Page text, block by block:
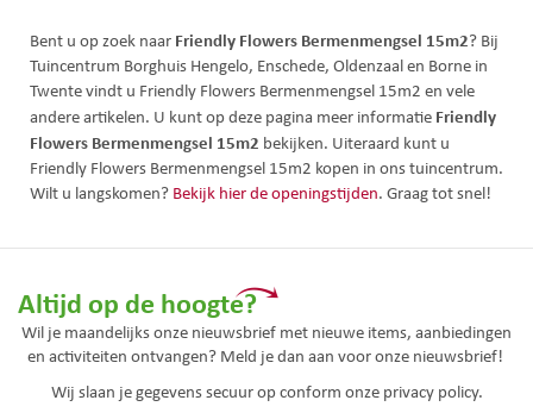
Bent u op zoek naar Friendly Flowers Bermenmengsel 15m2? Bij
Tuincentrum Borghuis Hengelo, Enschede, Oldenzaal en Borne in
Twente vindt u Friendly Flowers Bermenmengsel 15m2 en vele
andere artikelen. U kunt op deze pagina meer informatie Friendly
Flowers Bermenmengsel 15m2 bekijken. Uiteraard kunt u
Friendly Flowers Bermenmengsel 15m2 kopen in ons tuincentrum.
Wilt u langskomen? Bekijk hier de openingstijden. Graag tot snel!
Altijd op de hoogte?
Wil je maandelijks onze nieuwsbrief met nieuwe items, aanbiedingen
en activiteiten ontvangen? Meld je dan aan voor onze nieuwsbrief!
Wij slaan je gegevens secuur op conform onze privacy policy.